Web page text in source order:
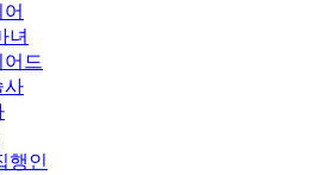
녀
어드
사
행인